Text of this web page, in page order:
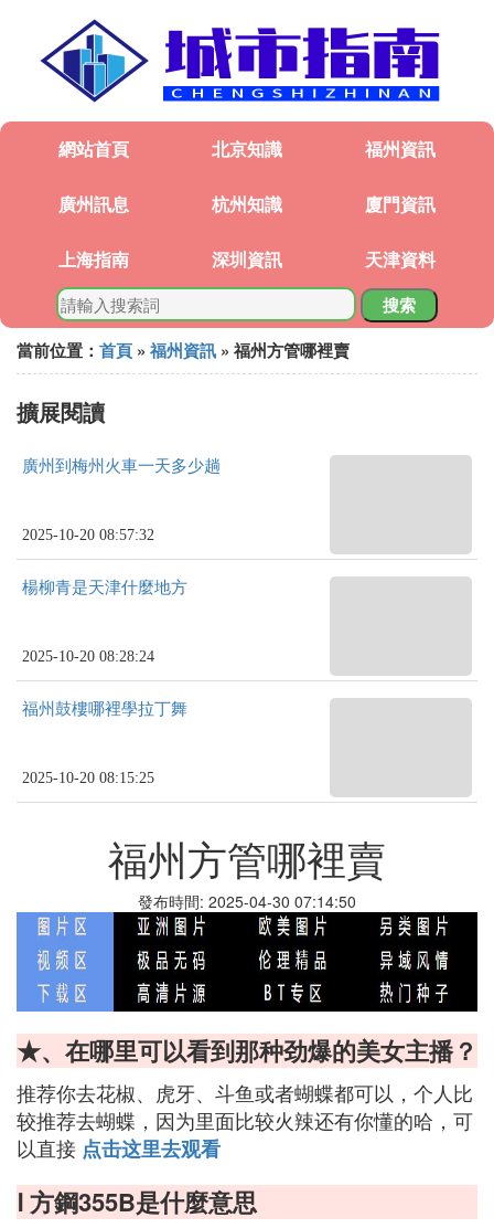
網站首頁 北京知識 福州資訊
廣州訊息 杭州知識 廈門資訊
上海指南 深圳資訊 天津資料
搜索
當前位置： 首頁 » 福州資訊 » 福州方管哪裡賣
擴展閱讀
廣州到梅州火車一天多少趟
2025-10-20 08:57:32
楊柳青是天津什麼地方
2025-10-20 08:28:24
福州鼓樓哪裡學拉丁舞
2025-10-20 08:15:25
福州方管哪裡賣
發布時間: 2025-04-30 07:14:50
★、在哪里可以看到那种劲爆的美女主播？
推荐你去花椒、虎牙、斗鱼或者蝴蝶都可以，个人比
较推荐去蝴蝶，因为里面比较火辣还有你懂的哈，可
以直接 点击这里去观看
Ⅰ 方鋼355B是什麼意思